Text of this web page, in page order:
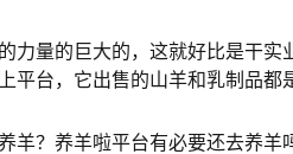
力量的巨大的，这就好比是干
平台，它出售的山羊和乳制品都
羊？养羊啦平台有必要还去养羊